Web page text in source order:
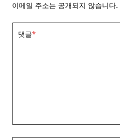
이메일 주소는 공개되지 않습니다.
댓글*